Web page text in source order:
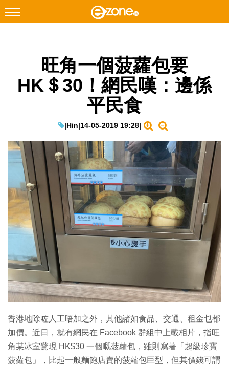
Facebook Instagram
科技焦點
教學評測
EduTech
IT Times
生成式AI與雲端應用
Enterprise Digital Transformation
旺角一個菠蘿包要
HK＄30！網民嘆：邊係
平民食
|Hin|14-05-2019 19:28|
香港地除咗人工唔加之外，其他諸如食品、交通、租金乜都
加價。近日，就有網民在 Facebook 群組中上載相片，指旺
角某冰室驚現 HK$30 一個嘅菠蘿包，雖則寫著「超級珍寶
菠蘿包」，比起一般麵飽店賣的菠蘿包巨型，但其價錢可謂